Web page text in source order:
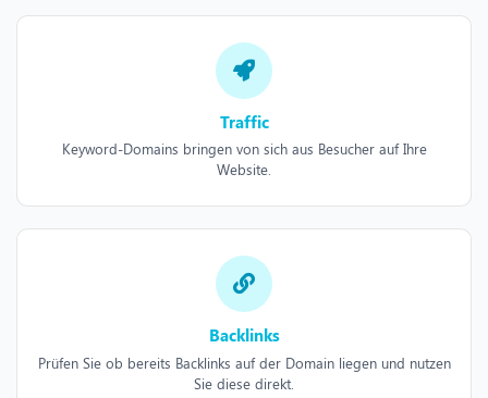
Traffic
Keyword-Domains bringen von sich aus Besucher auf Ihre
Website.
Backlinks
Prüfen Sie ob bereits Backlinks auf der Domain liegen und nutzen
Sie diese direkt.